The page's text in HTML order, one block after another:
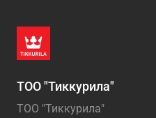
ТОО "Тиккурила"
ТОО "Тиккурила"